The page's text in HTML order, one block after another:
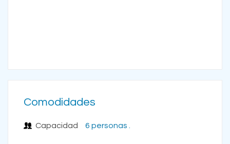
Comodidades
Capacidad 6 personas .